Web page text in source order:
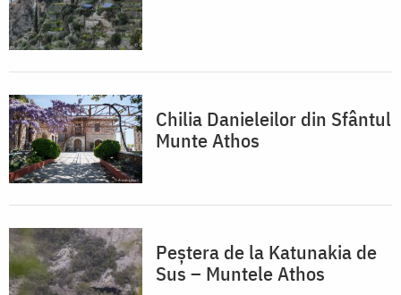
Chilia Danieleilor din Sfântul
Munte Athos
Peștera de la Katunakia de
Sus – Muntele Athos